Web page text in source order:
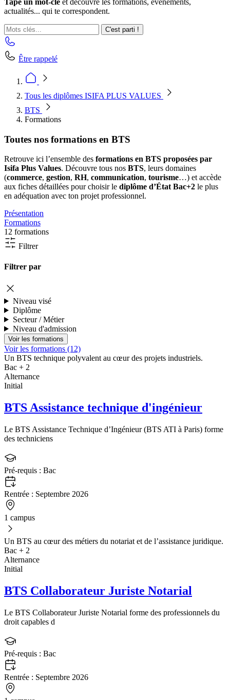
Tape un mot-clé et découvre les formations, événements,
actualités... qui te correspondent.
C'est parti !
Être rappelé
Tous les diplômes ISIFA PLUS VALUES
BTS
Formations
Toutes nos formations en BTS
Retrouve ici l’ensemble des formations en BTS proposées par
Isifa Plus Values. Découvre tous nos BTS, leurs domaines
(commerce, gestion, RH, communication, tourisme…) et accède
aux fiches détaillées pour choisir le diplôme d’État Bac+2 le plus
en adéquation avec ton projet professionnel.
Présentation
Formations
12 formations
Filtrer
Filtrer par
Niveau visé
Diplôme
Secteur / Métier
Niveau d'admission
Voir les formations (12)
Un BTS technique polyvalent au cœur des projets industriels.
Bac + 2
Alternance
Initial
BTS Assistance technique d'ingénieur
Le BTS Assistance Technique d’Ingénieur (BTS ATI à Paris) forme
des techniciens
Pré-requis : Bac
Rentrée : Septembre 2026
1 campus
Un BTS au cœur des métiers du notariat et de l’assistance juridique.
Bac + 2
Alternance
Initial
BTS Collaborateur Juriste Notarial
Le BTS Collaborateur Juriste Notarial forme des professionnels du
droit capables d
Pré-requis : Bac
Rentrée : Septembre 2026